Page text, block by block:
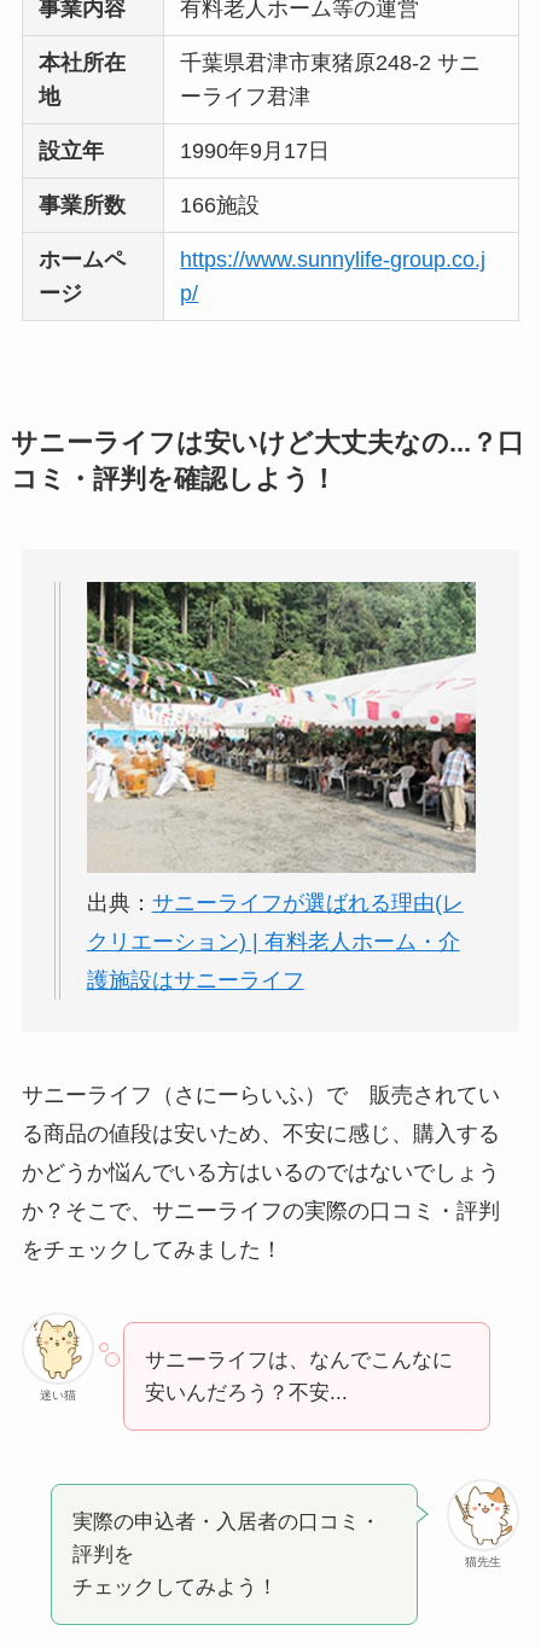
事業内容 有料老人ホーム等の運営
本社所在
地
千葉県君津市東猪原248-2 サニ
ーライフ君津
設立年 1990年9月17日
事業所数 166施設
ホームペ
ージ
https://www.sunnylife-group.co.j
p/
サニーライフは安いけど大丈夫なの...？口
コミ・評判を確認しよう！
出典： サニーライフが選ばれる理由(レ
クリエーション) | 有料老人ホーム・介
護施設はサニーライフ
サニーライフ（さにーらいふ）で 販売されてい
る商品の値段は安いため、不安に感じ、購入する
かどうか悩んでいる方はいるのではないでしょう
か？そこで、サニーライフの実際の口コミ・評判
をチェックしてみました！
迷い猫
サニーライフは、なんでこんなに
安いんだろう？不安...
猫先生
実際の申込者・入居者の口コミ・
評判を
チェックしてみよう！